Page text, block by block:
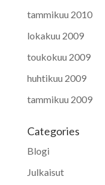
tammikuu 2010
lokakuu 2009
toukokuu 2009
huhtikuu 2009
tammikuu 2009
Categories
Blogi
Julkaisut